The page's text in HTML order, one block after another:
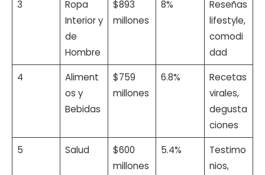
3
Ropa
Interior y
de
Hombre
$893
millones
8%
Reseñas
lifestyle,
comodi
dad
4
Aliment
os y
Bebidas
$759
millones
6.8%
Recetas
virales,
degusta
ciones
5
Salud
$600
millones
5.4%
Testimo
nios,